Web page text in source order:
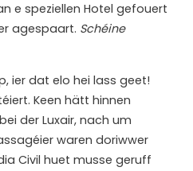
e speziellen Hotel gefouert
agespaart. Schéine
ier dat elo hei lass geet!
Keen hätt hinnen
der Luxair, nach um
waren doriwwer
Civil huet musse geruff